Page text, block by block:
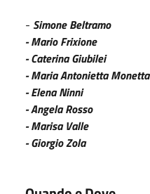
- Simone Beltramo
- Mario Frixione
- Caterina Giubilei
- Maria Antonietta Monetta
- Elena Ninni
- Angela Rosso
- Marisa Valle
- Giorgio Zola